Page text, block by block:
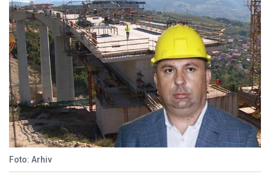
Foto: Arhiv